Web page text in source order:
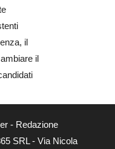
il
il
- Redazione
SRL - Via Nicola